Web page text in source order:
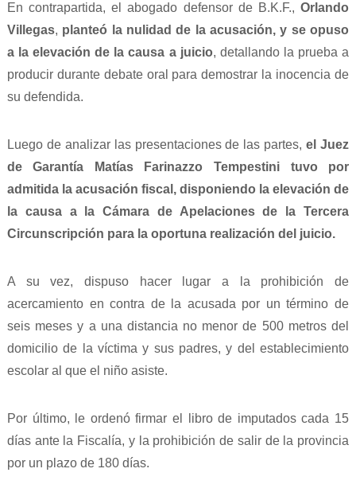
En contrapartida, el abogado defensor de B.K.F.,Orlando
Villegas, planteó la nulidad de la acusación, y se opuso
a la elevación de la causa a juicio, detallando la prueba a
producir durante debate oral para demostrar la inocencia de
su defendida.
Luego de analizar las presentaciones de las partes,el Juez
de Garantía Matías Farinazzo Tempestini tuvo por
admitida la acusación fiscal, disponiendo la elevación de
la causa a la Cámara de Apelaciones de la Tercera
Circunscripción para la oportuna realización del juicio.
A su vez, dispuso hacer lugar a la prohibición de
acercamiento en contra de la acusada por un término de
seis meses y a una distancia no menor de 500 metros del
domicilio de la víctima y sus padres, y del establecimiento
escolar al que el niño asiste.
Por último, le ordenó firmar el libro de imputados cada 15
días ante la Fiscalía, y la prohibición de salir de la provincia
por un plazo de 180 días.